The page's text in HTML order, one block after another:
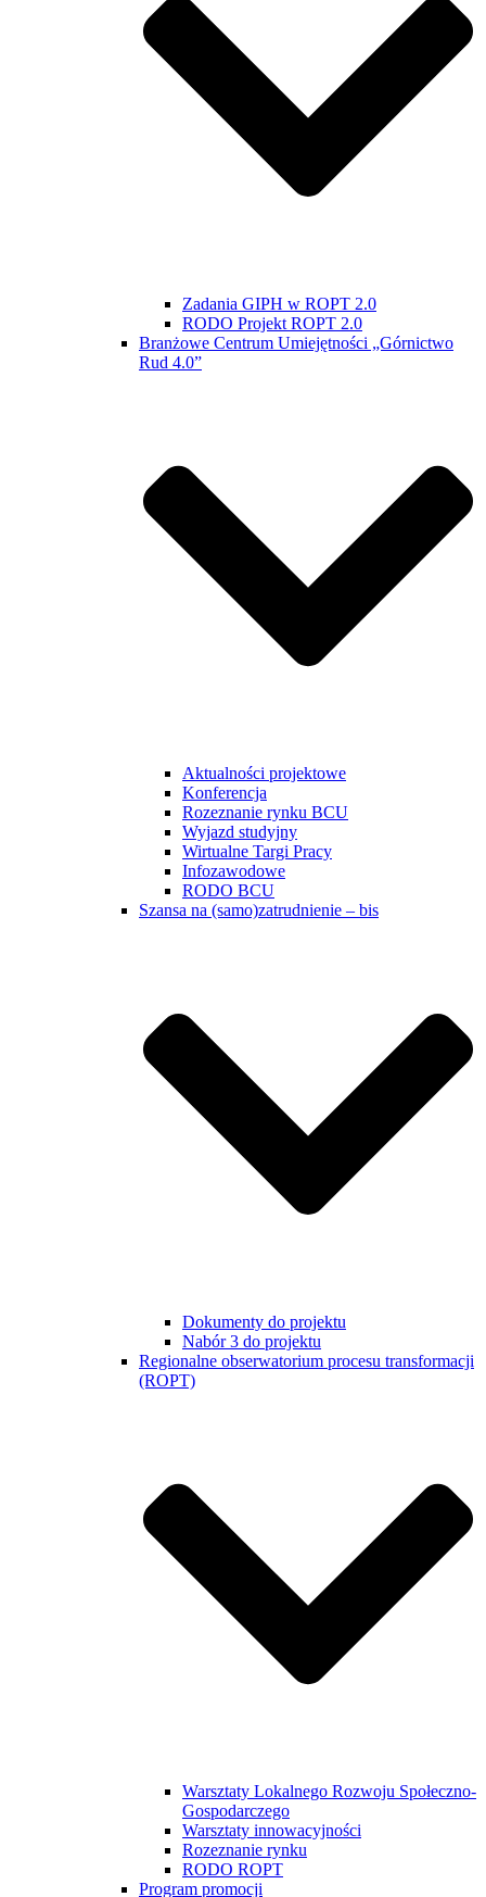
Zadania GIPH w ROPT 2.0
RODO Projekt ROPT 2.0
Branżowe Centrum Umiejętności „Górnictwo
Rud 4.0”
Aktualności projektowe
Konferencja
Rozeznanie rynku BCU
Wyjazd studyjny
Wirtualne Targi Pracy
Infozawodowe
RODO BCU
Szansa na (samo)zatrudnienie – bis
Dokumenty do projektu
Nabór 3 do projektu
Regionalne obserwatorium procesu transformacji
(ROPT)
Warsztaty Lokalnego Rozwoju Społeczno-
Gospodarczego
Warsztaty innowacyjności
Rozeznanie rynku
RODO ROPT
Program promocji